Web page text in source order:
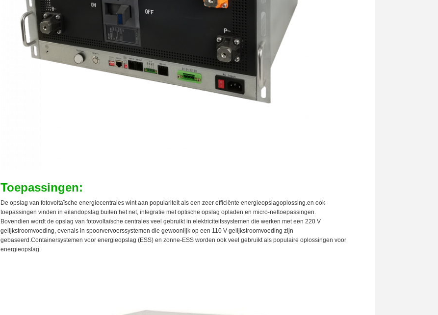
Toepassingen:
De opslag van fotovoltaïsche energiecentrales wint aan populariteit als een zeer efficiënte energieopslagoplossing.en ook
toepassingen vinden in eilandopslag buiten het net, integratie met optische opslag opladen en micro-nettoepassingen.
Bovendien wordt de opslag van fotovoltaïsche centrales veel gebruikt in elektriciteitssystemen die werken met een 220 V
gelijkstroomvoeding, evenals in spoorvervoerssystemen die gewoonlijk op een 110 V gelijkstroomvoeding zijn
gebaseerd.Containersystemen voor energieopslag (ESS) en zonne-ESS worden ook veel gebruikt als populaire oplossingen voor
energieopslag.